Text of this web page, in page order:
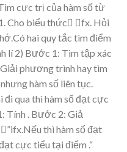
cực trị của hàm sốtừ
Cho biểu thức fx. Hỏi
ớ.Có hai quy tắc tìm điểm
lí 2) Bước 1: Tìm tập xác
Giải phương trình hay tìm
nhưng hàm số liên tục.
đi qua thì hàm sốđạt cực
Tính . Bước 2: Giả
”ifx.Nếu thì hàm sốđạt
t cực tiểu tại điểm .“